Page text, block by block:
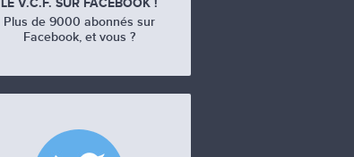
LE V.C.F. SUR FACEBOOK !
Plus de 9000 abonnés sur
Facebook, et vous ?